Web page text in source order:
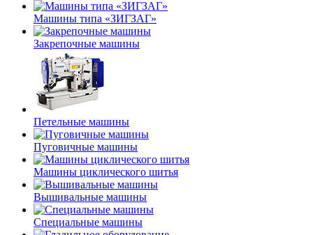
Машины типа «ЗИГЗАГ»
Закрепочные машины
Петельные машины
Пуговичные машины
Машины циклического шитья
Вышивальные машины
Специальные машины